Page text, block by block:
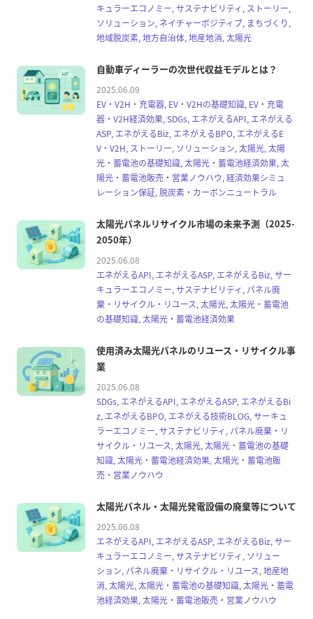
キュラーエコノミー, サステナビリティ, ストーリー,
ソリューション, ネイチャーポジティブ, まちづくり,
地域脱炭素, 地方自治体, 地産地消, 太陽光
自動車ディーラーの次世代収益モデルとは？
2025.06.09
EV・V2H・充電器, EV・V2Hの基礎知識, EV・充電
器・V2H経済効果, SDGs, エネがえるAPI, エネがえる
ASP, エネがえるBiz, エネがえるBPO, エネがえるE
V・V2H, ストーリー, ソリューション, 太陽光, 太陽
光・蓄電池の基礎知識, 太陽光・蓄電池経済効果, 太
陽光・蓄電池販売・営業ノウハウ, 経済効果シミュ
レーション保証, 脱炭素・カーボンニュートラル
太陽光パネルリサイクル市場の未来予測（2025-
2050年）
2025.06.08
エネがえるAPI, エネがえるASP, エネがえるBiz, サー
キュラーエコノミー, サステナビリティ, パネル廃
棄・リサイクル・リユース, 太陽光, 太陽光・蓄電池
の基礎知識, 太陽光・蓄電池経済効果
使用済み太陽光パネルのリユース・リサイクル事
業
2025.06.08
SDGs, エネがえるAPI, エネがえるASP, エネがえるBi
z, エネがえるBPO, エネがえる技術BLOG, サーキュ
ラーエコノミー, サステナビリティ, パネル廃棄・リ
サイクル・リユース, 太陽光, 太陽光・蓄電池の基礎
知識, 太陽光・蓄電池経済効果, 太陽光・蓄電池販
売・営業ノウハウ
太陽光パネル・太陽光発電設備の廃棄等について
2025.06.08
エネがえるAPI, エネがえるASP, エネがえるBiz, サー
キュラーエコノミー, サステナビリティ, ソリュー
ション, パネル廃棄・リサイクル・リユース, 地産地
消, 太陽光, 太陽光・蓄電池の基礎知識, 太陽光・蓄電
池経済効果, 太陽光・蓄電池販売・営業ノウハウ